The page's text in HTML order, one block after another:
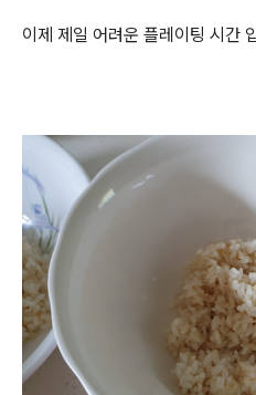
이제 제일 어려운 플레이팅 시간